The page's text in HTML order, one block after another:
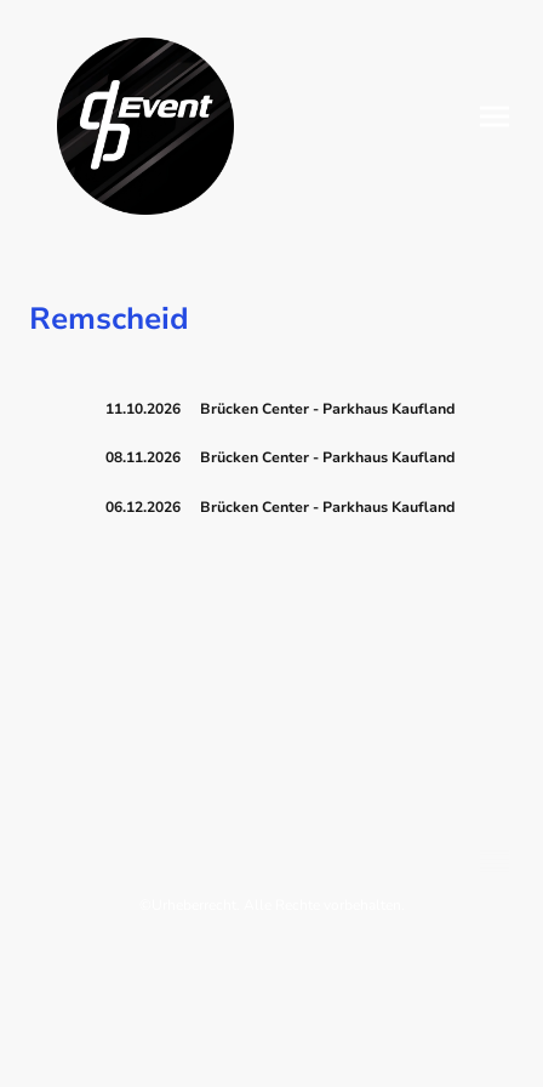
Remscheid
11.10.2026 Brücken Center - Parkhaus Kaufland
08.11.2026 Brücken Center - Parkhaus Kaufland
06.12.2026 Brücken Center - Parkhaus Kaufland